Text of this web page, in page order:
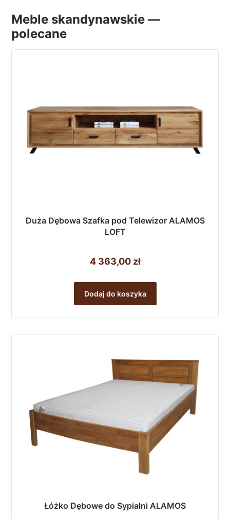
Meble skandynawskie —
polecane
Duża Dębowa Szafka pod Telewizor ALAMOS
LOFT
4 363,00 zł
Dodaj do koszyka
Łóżko Dębowe do Sypialni ALAMOS